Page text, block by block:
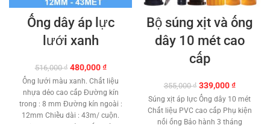
Ống dây áp lực
lưới xanh
516,000₫ Giá
gốc
là:
516,000 ₫.
480,000₫Giá
hiện
tại
là:
480,000 ₫.
Ống lưới màu xanh. Chất liệu
nhựa dẻo cao cấp Đường kín
trong : 8 mm Đường kín ngoài :
12mm Chiều dài : 43m/ cuộn.
Bộ súng xịt và ống
dây 10 mét cao
cấp
355,000₫ Giá
gốc
là:
355,000 ₫.
339,000₫Giá
hiện
tại
339,000
Súng xịt áp lực Ống dây 10 mét
Chất liệu PVC cao cấp Phụ kiện
nối ống Bảo hành 3 tháng